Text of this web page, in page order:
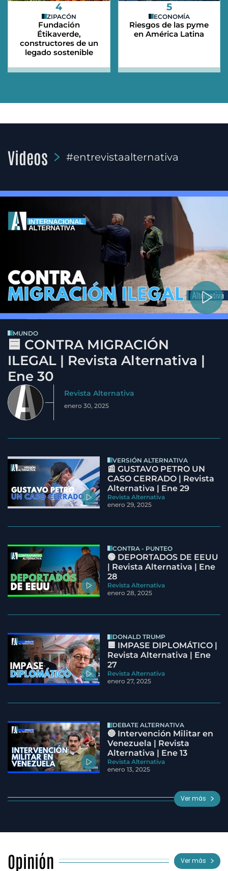
4
ZIPACÓN
Fundación
Étikaverde,
constructores de un
legado sostenible
5
ECONOMÍA
Riesgos de las pyme
en América Latina
Videos #entrevistaalternativa
MUNDO
🟦 CONTRA MIGRACIÓN
ILEGAL | Revista Alternativa |
Ene 30
Revista Alternativa
enero 30, 2025
VERSIÓN ALTERNATIVA
📰 GUSTAVO PETRO UN
CASO CERRADO | Revista
Alternativa | Ene 29
Revista Alternativa
enero 29, 2025
CONTRA - PUNTEO
🟢 DEPORTADOS DE EEUU
| Revista Alternativa | Ene
28
Revista Alternativa
enero 28, 2025
DONALD TRUMP
🟦 IMPASE DIPLOMÁTICO |
Revista Alternativa | Ene
27
Revista Alternativa
enero 27, 2025
DEBATE ALTERNATIVA
🔵 Intervención Militar en
Venezuela | Revista
Alternativa | Ene 13
Revista Alternativa
enero 13, 2025
Ver más
Opinión Ver más